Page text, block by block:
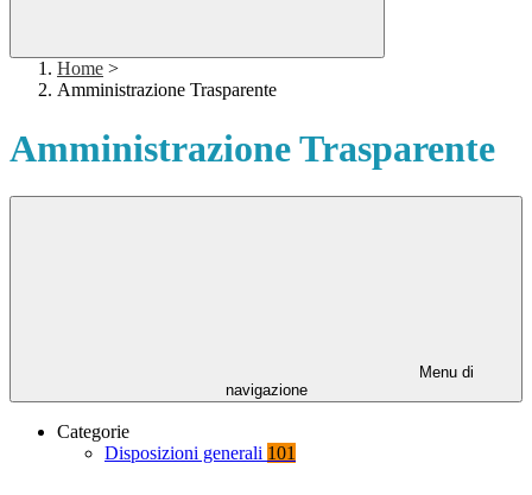
Home >
Amministrazione Trasparente
Amministrazione Trasparente
Menu di
navigazione
Categorie
Disposizioni generali 101